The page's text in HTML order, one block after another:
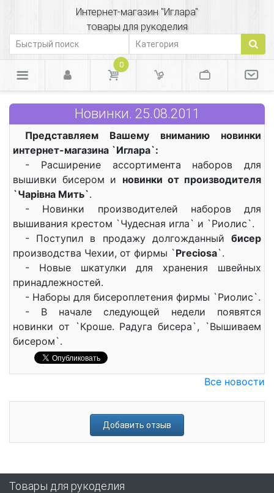
Интернет-магазин "Иглара"
товары для рукоделия
0
Новинки. 25.08.2011
Представляем Вашему вниманию новинки
интернет-магазина `Иглара`:
- Расширение ассортимента наборов для
вышивки бисером и новинки от производителя
`Чарiвна Мить`.
- Новинки производителей наборов для
вышивания крестом `Чудесная игла` и `Риолис`.
- Поступил в продажу долгожданный бисер
производства Чехии, от фирмы `Preciosa`.
- Новые шкатулки для хранения швейных
принадлежностей.
- Наборы для бисероплетения фирмы `Риолис`.
- В начале следующей недели появятся
новинки от `Кроше. Радуга бисера`, `Вышиваем
бисером`.
Все новости
Добавить отзыв
Товары для рукоделия